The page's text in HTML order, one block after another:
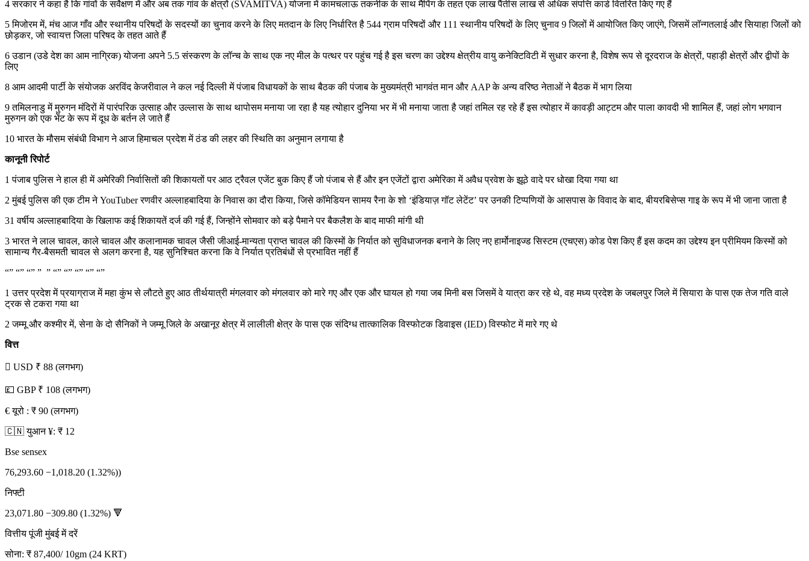
4 सरकार ने कहा है कि गांवों के सर्वेक्षण में और अब तक गांव के क्षेत्रों (SVAMITVA) योजना में कामचलाऊ तकनीक के साथ मैपिंग के तहत एक लाख पैंतीस लाख से अधिक संपत्ति कार्ड वितरित किए गए हैं
5 मिजोरम में, मंच आज गाँव और स्थानीय परिषदों के सदस्यों का चुनाव करने के लिए मतदान के लिए निर्धारित है 544 ग्राम परिषदों और 111 स्थानीय परिषदों के लिए चुनाव 9 जिलों में आयोजित किए जाएंगे, जिसमें लॉन्गतलाई और सियाहा जिलों को
छोड़कर, जो स्वायत्त जिला परिषद के तहत आते हैं
6 उडान (उडे देश का आम नाग्रिक) योजना अपने 5.5 संस्करण के लॉन्च के साथ एक नए मील के पत्थर पर पहुंच गई है इस चरण का उद्देश्य क्षेत्रीय वायु कनेक्टिविटी में सुधार करना है, विशेष रूप से दूरदराज के क्षेत्रों, पहाड़ी क्षेत्रों और द्वीपों के
लिए
8 आम आदमी पार्टी के संयोजक अरविंद केजरीवाल ने कल नई दिल्ली में पंजाब विधायकों के साथ बैठक की पंजाब के मुख्यमंत्री भागवंत मान और AAP के अन्य वरिष्ठ नेताओं ने बैठक में भाग लिया
9 तमिलनाडु में मुरुगन मंदिरों में पारंपरिक उत्साह और उल्लास के साथ थापोसम मनाया जा रहा है यह त्योहार दुनिया भर में भी मनाया जाता है जहां तमिल रह रहे हैं इस त्योहार में कावड़ी आट्टम और पाला कावदी भी शामिल हैं, जहां लोग भगवान
मुरुगन को एक भेंट के रूप में दूध के बर्तन ले जाते हैं
10 भारत के मौसम संबंधी विभाग ने आज हिमाचल प्रदेश में ठंड की लहर की स्थिति का अनुमान लगाया है
कानूनी रिपोर्ट
1 पंजाब पुलिस ने हाल ही में अमेरिकी निर्वासितों की शिकायतों पर आठ ट्रैवल एजेंट बुक किए हैं जो पंजाब से हैं और इन एजेंटों द्वारा अमेरिका में अवैध प्रवेश के झूठे वादे पर धोखा दिया गया था
2 मुंबई पुलिस की एक टीम ने YouTuber रणवीर अल्लाहबादिया के निवास का दौरा किया, जिसे कॉमेडियन सामय रैना के शो ‘इंडियाज़ गॉट लेटेंट’ पर उनकी टिप्पणियों के आसपास के विवाद के बाद, बीयरबिसेप्स गाइ के रूप में भी जाना जाता है
31 वर्षीय अल्लाहबादिया के खिलाफ कई शिकायतें दर्ज की गई हैं, जिन्होंने सोमवार को बड़े पैमाने पर बैकलैश के बाद माफी मांगी थी
3 भारत ने लाल चावल, काले चावल और कलानामक चावल जैसी जीआई-मान्यता प्राप्त चावल की किस्मों के निर्यात को सुविधाजनक बनाने के लिए नए हार्मोनाइज्ड सिस्टम (एचएस) कोड पेश किए हैं इस कदम का उद्देश्य इन प्रीमियम किस्मों को
सामान्य गैर-बैसमती चावल से अलग करना है, यह सुनिश्चित करना कि वे निर्यात प्रतिबंधों से प्रभावित नहीं हैं
“” “” “” ” ” “” “” “” “” “”
1 उत्तर प्रदेश में प्रयाग्राज में महा कुंभ से लौटते हुए आठ तीर्थयात्री मंगलवार को मंगलवार को मारे गए और एक और घायल हो गया जब मिनी बस जिसमें वे यात्रा कर रहे थे, वह मध्य प्रदेश के जबलपुर जिले में सियारा के पास एक तेज गति वाले
ट्रक से टकरा गया था
2 जम्मू और कश्मीर में, सेना के दो सैनिकों ने जम्मू जिले के अखानूर क्षेत्र में लालीली क्षेत्र के पास एक संदिग्ध तात्कालिक विस्फोटक डिवाइस (IED) विस्फोट में मारे गए थे
वित्त
 USD ₹ 88 (लगभग)
💷 GBP ₹ 108 (लगभग)
€ यूरो : ₹ 90 (लगभग)
🇨🇳 युआन ¥: ₹ 12
Bse sensex
76,293.60 −1,018.20 (1.32%))
निफ्टी
23,071.80 −309.80 (1.32%) 🔻
वित्तीय पूंजी मुंबई में दरें
सोना: ₹ 87,400/ 10gm (24 KRT)